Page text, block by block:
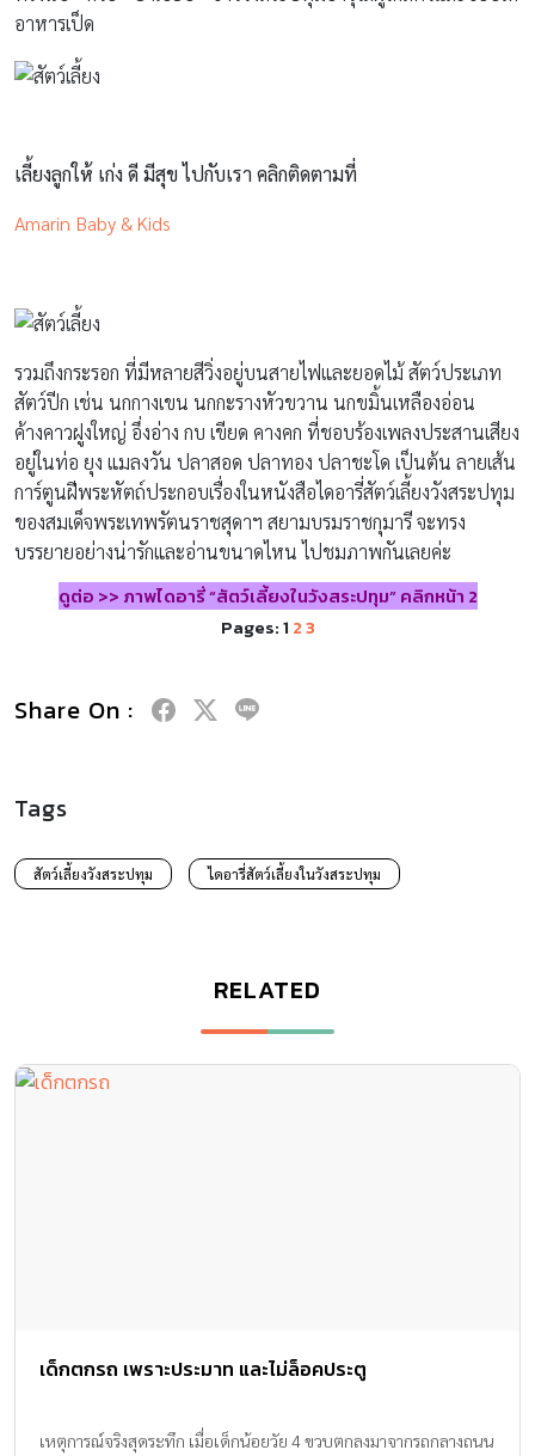
อาหารเป็ด
เลี้ยงลูกให้ เก่ง ดี มีสุข ไปกับเรา คลิกติดตามที่
Amarin Baby & Kids
รวมถึงกระรอก ที่มีหลายสีวิ่งอยู่บนสายไฟและยอดไม้ สัตว์ประเภท
สัตว์ปีก เช่น นกกางเขน นกกะรางหัวขวาน นกขมิ้นเหลืองอ่อน
ค้างคาวฝูงใหญ่ อึ่งอ่าง กบ เขียด คางคก ที่ชอบร้องเพลงประสานเสียง
อยู่ในท่อ ยุง แมลงวัน ปลาสอด ปลาทอง ปลาชะโด เป็นต้น ลายเส้น
การ์ตูนฝีพระหัตถ์ประกอบเรื่องในหนังสือไดอารี่สัตว์เลี้ยงวังสระปทุม
ของสมเด็จพระเทพรัตนราชสุดาฯ สยามบรมราชกุมารี จะทรง
บรรยายอย่างน่ารักและอ่านขนาดไหน ไปชมภาพกันเลยค่ะ
ดูต่อ >> ภาพไดอารี่ “สัตว์เลี้ยงในวังสระปทุม” คลิกหน้า 2
Pages:1 23
Share On :
Tags
สัตว์เลี้ยงวังสระปทุม ไดอารี่สัตว์เลี้ยงในวังสระปทุม
RELATED
เด็กตกรถ เพราะประมาท และไม่ล็อคประตู
เหตุการณ์จริงสุดระทึก เมื่อเด็กน้อยวัย 4 ขวบตกลงมาจากรถกลางถนน